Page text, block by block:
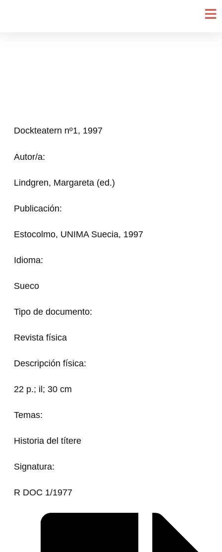
Dockteatern nº1, 1997
Autor/a:
Lindgren, Margareta (ed.)
Publicación:
Estocolmo, UNIMA Suecia, 1997
Idioma:
Sueco
Tipo de documento:
Revista física
Descripción física:
22 p.; il; 30 cm
Temas:
Historia del títere
Signatura:
R DOC 1/1977